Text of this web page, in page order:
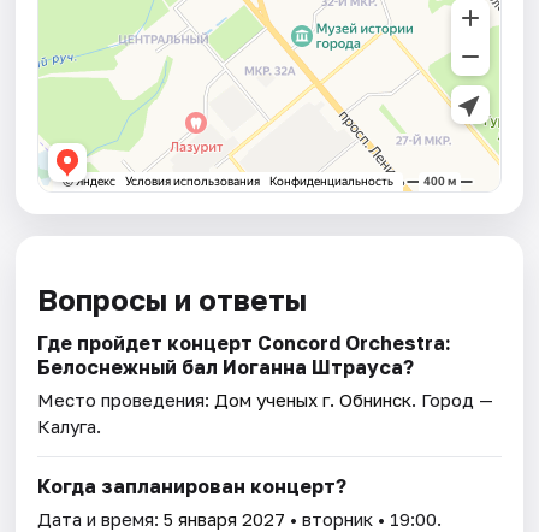
Вопросы и ответы
Где пройдет концерт Concord Orchestra:
Белоснежный бал Иоганна Штрауса?
Место проведения: Дом ученых г. Обнинск. Город —
Калуга.
Когда запланирован концерт?
Дата и время:5 января 2027 • вторник • 19:00.